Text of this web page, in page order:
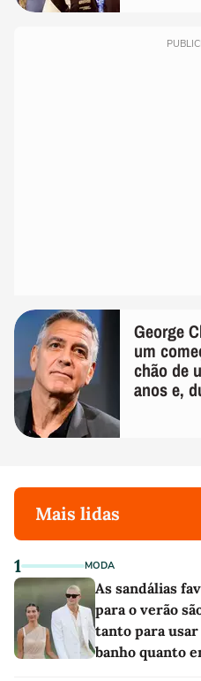
George
um
chão de
anos e,
Mais lidas
1 MODA
As sandálias
para o verão
tanto para
banho quanto